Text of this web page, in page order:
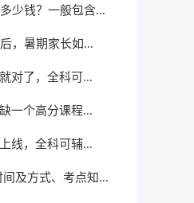
少钱？一般包含...
，暑期家长如...
对了，全科可...
一个高分课程...
线，全科可辅...
及方式、考点知...